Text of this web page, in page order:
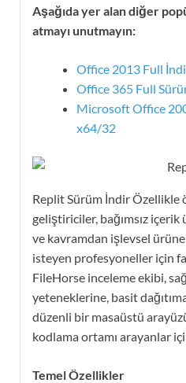
Aşağıda yer alan diğer
atmayı unutmayın:
Office 2013 Full
Office 365 Full
Microsoft Office
x64/32
Replit Sürüm İndir Özellikle
geliştiriciler, bağımsız
ve kavramdan işlevsel ürüne
isteyen profesyoneller için
FileHorse inceleme ekibi,
yeteneklerine, basit
düzenli bir masaüstü
kodlama ortamı arayanlar
Temel Özellikler